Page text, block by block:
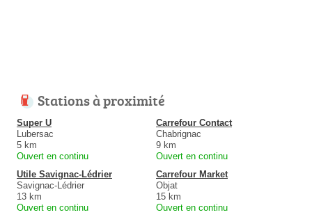
Stations à proximité
Super U
Lubersac
5 km
Ouvert en continu
Carrefour Contact
Chabrignac
9 km
Ouvert en continu
Utile Savignac-Lédrier
Savignac-Lédrier
13 km
Ouvert en continu
Carrefour Market
Objat
15 km
Ouvert en continu